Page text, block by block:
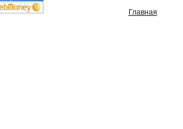
Главная